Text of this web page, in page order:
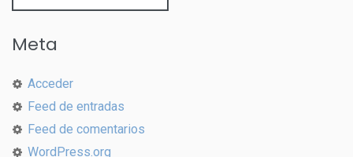
Meta
Acceder
Feed de entradas
Feed de comentarios
WordPress.org